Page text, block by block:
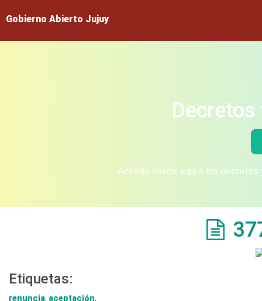
Gobierno Abierto Jujuy
Acceda desde aquí a los
Etiquetas:
renuncia, aceptación,